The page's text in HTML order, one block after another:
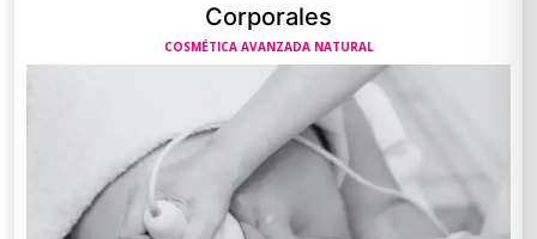
Corporales
COSMÉTICA AVANZADA NATURAL